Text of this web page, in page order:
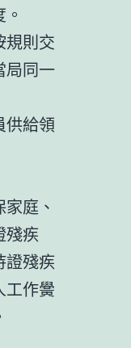
規則交
局同一
供給領
庭、
殘疾
證殘疾
工作黌